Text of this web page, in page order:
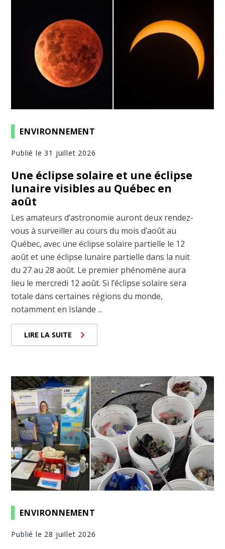
ENVIRONNEMENT
Publié le 31 juillet 2026
Une éclipse solaire et une éclipse
lunaire visibles au Québec en
août
Les amateurs d’astronomie auront deux rendez-
vous à surveiller au cours du mois d’août au
Québec, avec une éclipse solaire partielle le 12
août et une éclipse lunaire partielle dans la nuit
du 27 au 28 août. Le premier phénomène aura
lieu le mercredi 12 août. Si l’éclipse solaire sera
totale dans certaines régions du monde,
notamment en Islande ...
LIRE LA SUITE
ENVIRONNEMENT
Publié le 28 juillet 2026